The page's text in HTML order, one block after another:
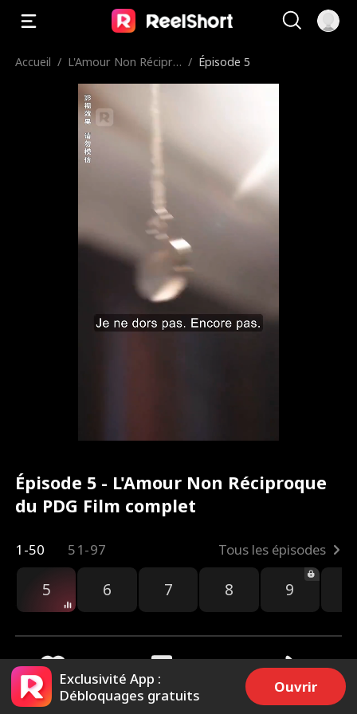
Accueil / L'Amour Non Récipro / Épisode 5
Épisode 5 - L'Amour Non Réciproque
du PDG Film complet
1-50 51-97 Tous les épisodes
5 6 7 8 9
2.7k 5k Partager
Exclusivité App :
Débloquages gratuits
Ouvrir